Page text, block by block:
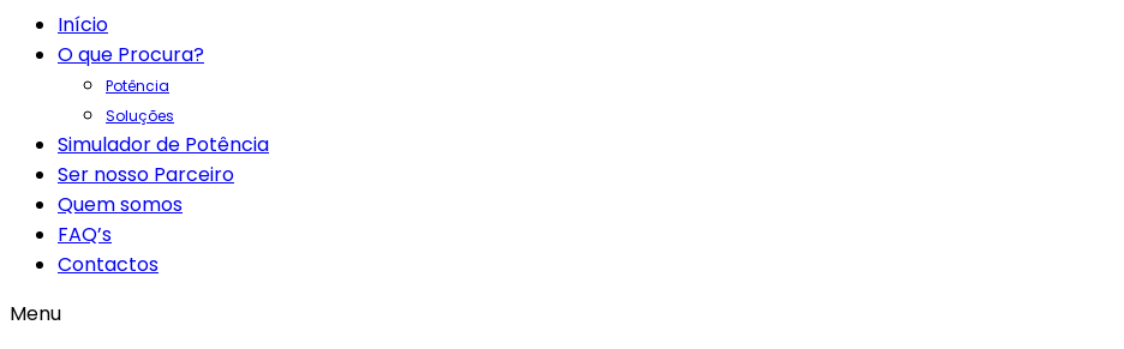
Início
O que Procura?
Potência
Soluções
Simulador de Potência
Ser nosso Parceiro
Quem somos
FAQ’s
Contactos
Menu